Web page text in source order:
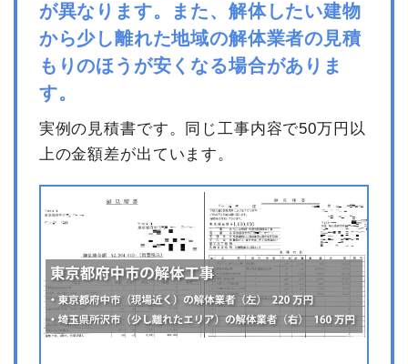
品名 数量 単価
金額
内装解体住宅33坪1階建
33坪 31,000円 1,023,000円
諸経費
0円
消費税
102,300円
1,125,300円
が異なります。また、解体したい建物
から少し離れた地域の解体業者の見積
もりのほうが安くなる場合がありま
す。
実例の見積書です。同じ工事内容で50万円以
上の金額差が出ています。